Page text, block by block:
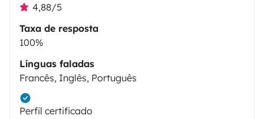
4,88/5
Taxa de resposta
100%
Línguas faladas
Francês, Inglês, Português
Perfil certificado